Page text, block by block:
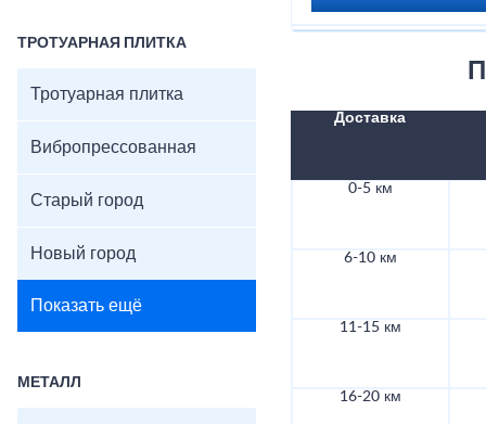
ТРОТУАРНАЯ ПЛИТКА
Тротуарная плитка
Вибропрессованная
Старый город
Новый город
Показать ещё
МЕТАЛЛ
Доставка
0-5 км
6-10 км
11-15 км
16-20 км